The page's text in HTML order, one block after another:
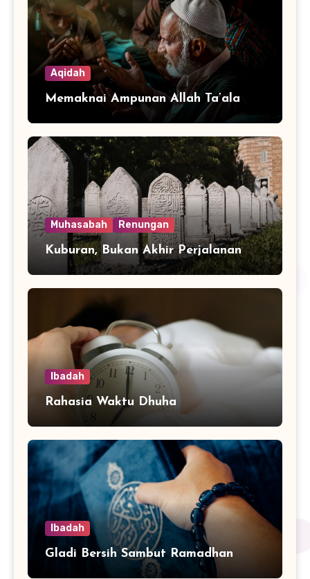
Aqidah
Memaknai Ampunan Allah Ta’ala
Muhasabah Renungan
Kuburan, Bukan Akhir Perjalanan
Ibadah
Rahasia Waktu Dhuha
Ibadah
Gladi Bersih Sambut Ramadhan